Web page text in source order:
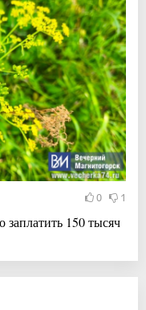
0 1
150 тысяч